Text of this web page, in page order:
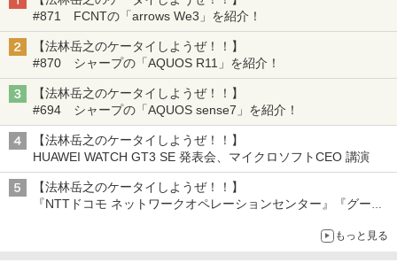
#871 FCNTの「arrows We3」を紹介！
【法林岳之のケータイしようぜ！！】
#870 シャープの「AQUOS R11」を紹介！
【法林岳之のケータイしようぜ！！】
#694 シャープの「AQUOS sense7」を紹介！
【法林岳之のケータイしようぜ！！】
HUAWEI WATCH GT3 SE 発表会、マイクロソフトCEO 講演
【法林岳之のケータイしようぜ！！】
『NTTドコモ ネットワークオペレーションセンター』『グーグ
Alpha2」発表』『KDDI 「povo2.0」サービス説明会』 もっと見る